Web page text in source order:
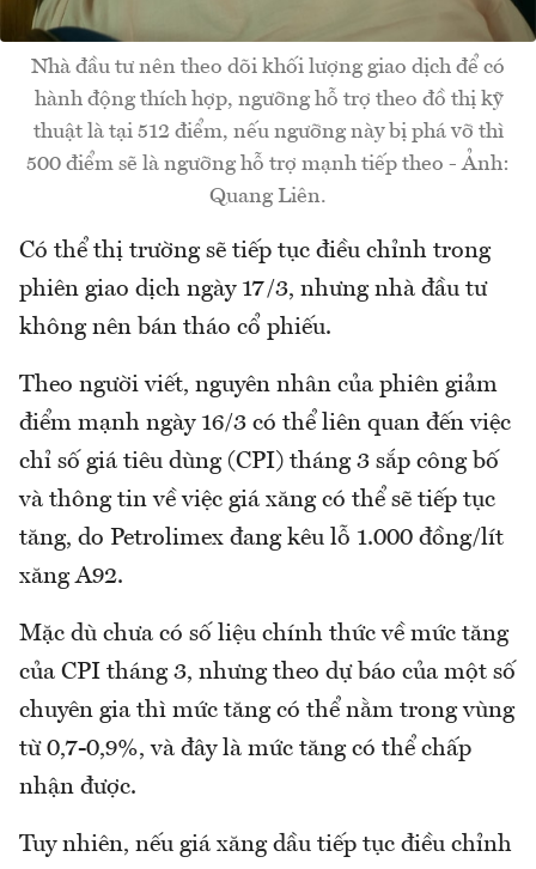
Nhà đầu tư nên theo dõi khối lượng giao dịch để có
hành động thích hợp, ngưỡng hỗ trợ theo đồ thị kỹ
thuật là tại 512 điểm, nếu ngưỡng này bị phá vỡ thì
500 điểm sẽ là ngưỡng hỗ trợ mạnh tiếp theo - Ảnh:
Quang Liên.
Có thể thị trường sẽ tiếp tục điều chỉnh trong
phiên giao dịch ngày 17/3, nhưng nhà đầu tư
không nên bán tháo cổ phiếu.
Theo người viết, nguyên nhân của phiên giảm
điểm mạnh ngày 16/3 có thể liên quan đến việc
chỉ số giá tiêu dùng (CPI) tháng 3 sắp công bố
và thông tin về việc giá xăng có thể sẽ tiếp tục
tăng, do Petrolimex đang kêu lỗ 1.000 đồng/lít
xăng A92.
Mặc dù chưa có số liệu chính thức về mức tăng
của CPI tháng 3, nhưng theo dự báo của một số
chuyên gia thì mức tăng có thể nằm trong vùng
từ 0,7-0,9%, và đây là mức tăng có thể chấp
nhận được.
Tuy nhiên, nếu giá xăng dầu tiếp tục điều chỉnh